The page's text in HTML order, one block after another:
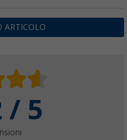
€
Berger
Più di
PVP
ARTICOLO
/ 5